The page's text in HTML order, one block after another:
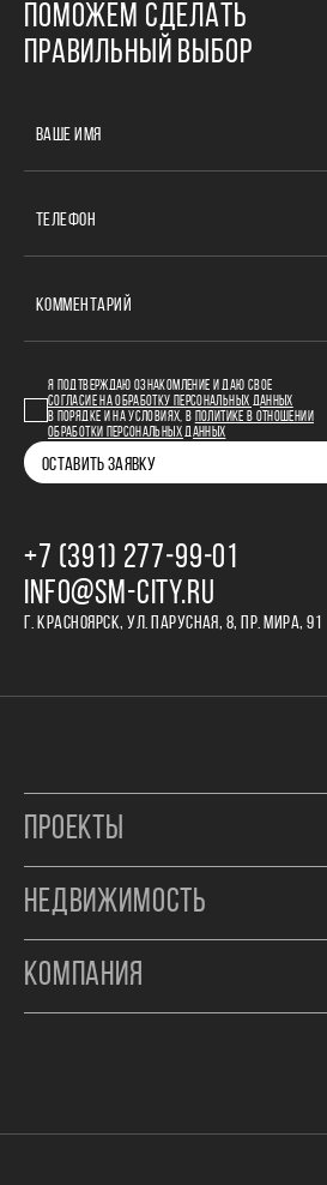
ПОМОЖЕМ СДЕЛАТЬ
ПРАВИЛЬНЫЙ ВЫБОР
ВАШЕ ИМЯ
ТЕЛЕФОН
КОММЕНТАРИЙ
Я ПОДТВЕРЖДАЮ ОЗНАКОМЛЕНИЕ И ДАЮ СВОЕ
СОГЛАСИЕ НА ОБРАБОТКУ ПЕРСОНАЛЬНЫХ ДАННЫХ
В ПОРЯДКЕ И НА УСЛОВИЯХ, В
ПОЛИТИКЕ В ОТНОШЕНИИ
ОБРАБОТКИ ПЕРСОНАЛЬНЫХ ДАННЫХ
ОСТАВИТЬ ЗАЯВКУ
+7 (391) 277‒99‒01
INFO@SM-CITY.RU
Г. КРАСНОЯРСК, УЛ. ПАРУСНАЯ, 8, ПР. МИРА, 91
ПРОЕКТЫ
НЕДВИЖИМОСТЬ
КОМПАНИЯ